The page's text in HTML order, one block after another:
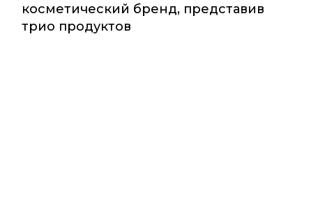
косметический бренд, представив
трио продуктов